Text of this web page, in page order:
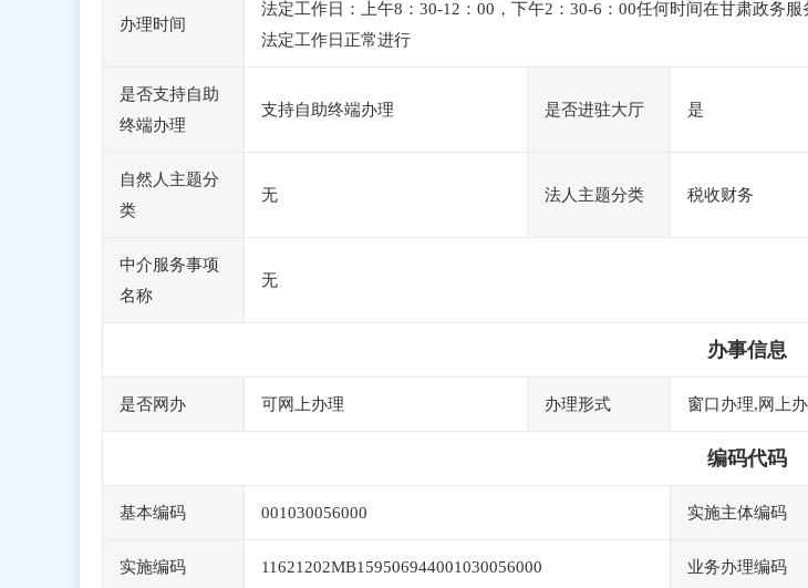
办理时间
法定工作日：上午8：30-12：00，下午2：30-6：00任何时间在甘肃政务
法定工作日正常进行
是否支持自助
终端办理
支持自助终端办理 是否进驻大厅 是
自然人主题分
类
无 法人主题分类 税收财务
中介服务事项
名称
无
办事信息
是否网办 可网上办理 办理形式 窗口办理,网上
编码代码
基本编码 001030056000 实施主体编码
实施编码 11621202MB159506944001030056000 业务办理编码